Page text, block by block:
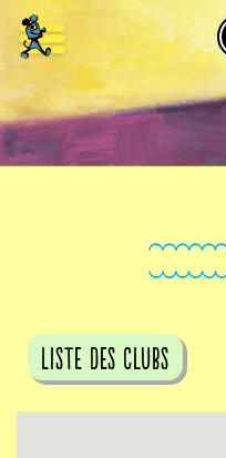
Liste des clubs